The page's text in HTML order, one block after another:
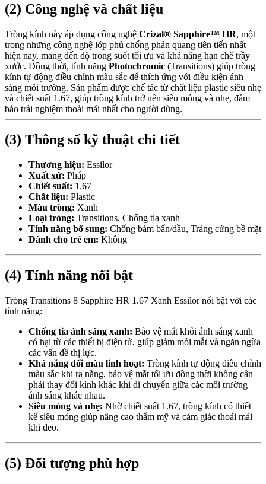
(2) Công nghệ và chất liệu
Tròng kính này áp dụng công nghệ Crizal® Sapphire™ HR, một
trong những công nghệ lớp phủ chống phản quang tiên tiến nhất
hiện nay, mang đến độ trong suốt tối ưu và khả năng hạn chế trầy
xước. Đồng thời, tính năng Photochromic (Transitions) giúp tròng
kính tự động điều chỉnh màu sắc để thích ứng với điều kiện ánh
sáng môi trường. Sản phẩm được chế tác từ chất liệu plastic siêu nhẹ
và chiết suất 1.67, giúp tròng kính trở nên siêu mỏng và nhẹ, đảm
bảo trải nghiệm thoải mái nhất cho người dùng.
(3) Thông số kỹ thuật chi tiết
Thương hiệu: Essilor
Xuất xứ: Pháp
Chiết suất: 1.67
Chất liệu: Plastic
Màu tròng: Xanh
Loại tròng: Transitions, Chống tia xanh
Tính năng bổ sung: Chống bám bẩn/dầu, Tráng cứng bề mặt
Dành cho trẻ em: Không
(4) Tính năng nổi bật
Tròng Transitions 8 Sapphire HR 1.67 Xanh Essilor nổi bật với các
tính năng:
Chống tia ánh sáng xanh: Bảo vệ mắt khỏi ánh sáng xanh
có hại từ các thiết bị điện tử, giúp giảm mỏi mắt và ngăn ngừa
các vấn đề thị lực.
Khả năng đổi màu linh hoạt: Tròng kính tự động điều chỉnh
màu sắc khi ra nắng, bảo vệ mắt tối ưu đồng thời không cần
phải thay đổi kính khác khi di chuyển giữa các môi trường
ánh sáng khác nhau.
Siêu mỏng và nhẹ: Nhờ chiết suất 1.67, tròng kính có thiết
kế siêu mỏng giúp nâng cao thẩm mỹ và cảm giác thoải mái
khi đeo.
(5) Đối tượng phù hợp